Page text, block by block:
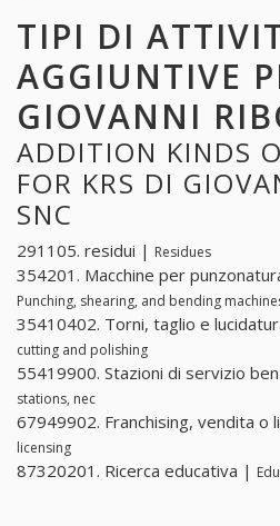
TIPI DI
AGGIUNTIVE
GIOVANNI
ADDITION KINDS
FOR KRS DI
SNC
291105. residui | Residues
354201. Macchine per
Punching, shearing, and bending
35410402. Torni, taglio e
cutting and polishing
55419900. Stazioni di servizio
stations, nec
67949902. Franchising, vendita o
licensing
87320201. Ricerca educativa |